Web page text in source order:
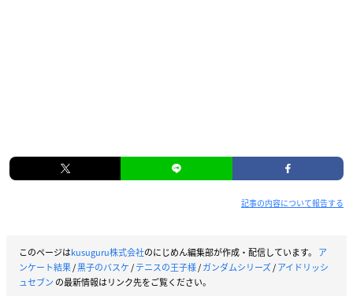
記事の内容について報告する
このページはkusuguru株式会社のにじめん編集部が作成・配信しています。 ア
ンケート結果/黒子のバスケ/テニスの王子様/ガンダムシリーズ/アイドリッシ
ュセブン の最新情報はリンク先をご覧ください。